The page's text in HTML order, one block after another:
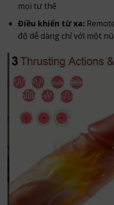
mọi tư thế
Điều khiển từ xa:
độ dễ dàng chỉ với một